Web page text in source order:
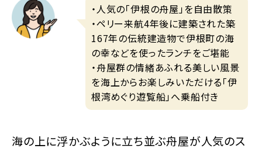
・人気の「伊根の舟屋」を自由散策
・ペリー来航4年後に建築された築
167年の伝統建造物で伊根町の海
の幸などを使ったランチをご堪能
・舟屋群の情緒あふれる美しい風景
を海上からお楽しみいただける「伊
根湾めぐり遊覧船」へ乗船付き
海の上に浮かぶように立ち並ぶ舟屋が人気のス